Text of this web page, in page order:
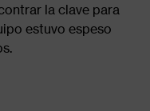
la clave para
estuvo espeso